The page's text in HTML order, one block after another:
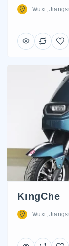
Wuxi,
KingChe
Wuxi,